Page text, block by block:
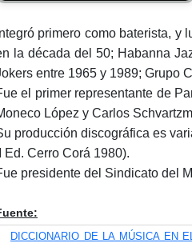
Integró primero como baterista,
la década del 50; Habanna
entre 1965 y 1989; Grupo
el primer representante de
López y Carlos
producción discográfica es
II Ed. Cerro Corá 1980).
presidente del Sindicato del
DICCIONARIO DE LA MÚSICA EN